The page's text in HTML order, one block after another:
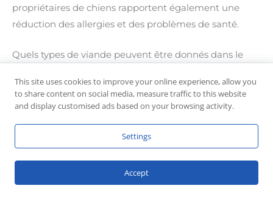
propriétaires de chiens rapportent également une
réduction des allergies et des problèmes de santé.
Quels types de viande peuvent être donnés dans le
Les viandes couramment utilisées comprennent le
poulet, le bœuf, l’agneau, le porc, le poisson et les
pour assurer un régime équilibré.
Comment débuter avec l’alimentation BARF pour son
chien ?
This site uses cookies to improve your online experience, allow you
to share content on social media, measure traffic to this website
and display customised ads based on your browsing activity.
Settings
Accept